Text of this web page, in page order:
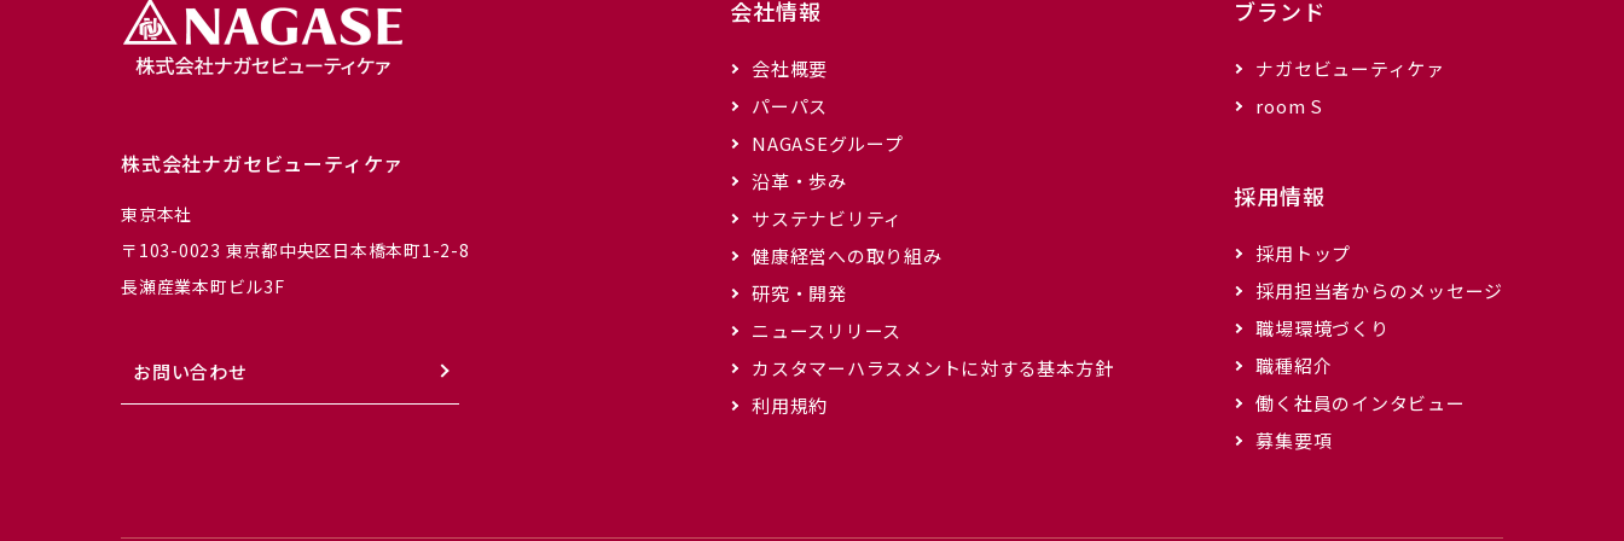
株式会社ナガセビューティケァ
東京本社
〒103-0023 東京都中央区日本橋本町1-2-8
長瀬産業本町ビル3F
お問い合わせ
会社情報
会社概要
パーパス
NAGASEグループ
沿革・歩み
サステナビリティ
健康経営への取り組み
研究・開発
ニュースリリース
カスタマーハラスメントに対する基本方針
利用規約
ブランド
ナガセビューティケァ
room S
採用情報
採用トップ
採用担当者からのメッセージ
職場環境づくり
職種紹介
働く社員のインタビュー
募集要項